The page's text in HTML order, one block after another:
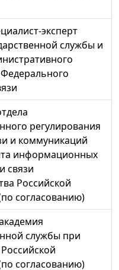
эксперт
службы и
регулирования
и коммуникаций
информационных
связи
Российской
согласованию)
службы при
согласованию)